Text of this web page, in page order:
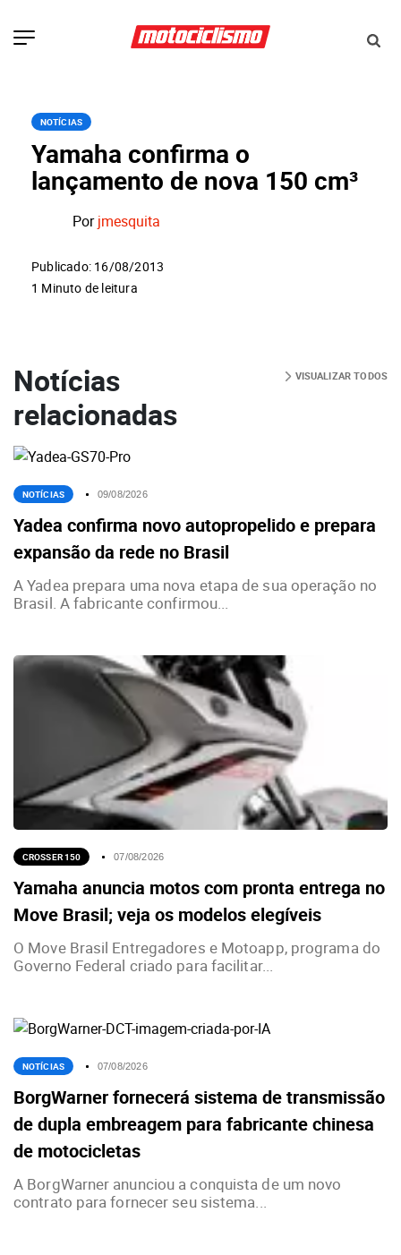
NOTÍCIAS
Yamaha confirma o
lançamento de nova 150 cm³
Porjmesquita
Publicado: 16/08/2013
1 Minuto de leitura
Notícias
relacionadas
VISUALIZAR TODOS
NOTÍCIAS 09/08/2026
Yadea confirma novo autopropelido e prepara
expansão da rede no Brasil
A Yadea prepara uma nova etapa de sua operação no
Brasil. A fabricante confirmou...
CROSSER 150 07/08/2026
Yamaha anuncia motos com pronta entrega no
Move Brasil; veja os modelos elegíveis
O Move Brasil Entregadores e Motoapp, programa do
Governo Federal criado para facilitar...
NOTÍCIAS 07/08/2026
BorgWarner fornecerá sistema de transmissão
de dupla embreagem para fabricante chinesa
de motocicletas
A BorgWarner anunciou a conquista de um novo
contrato para fornecer seu sistema...